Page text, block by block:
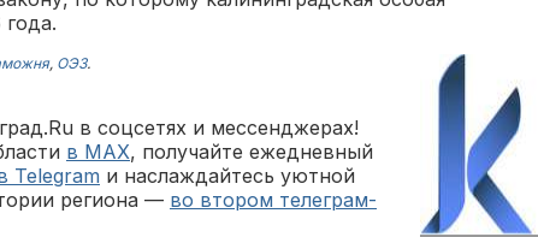
, ОЭЗ.
в соцсетях и мессенджерах!
в MAX, получайте ежедневный
Telegram и наслаждайтесь уютной
региона — во втором телеграм-